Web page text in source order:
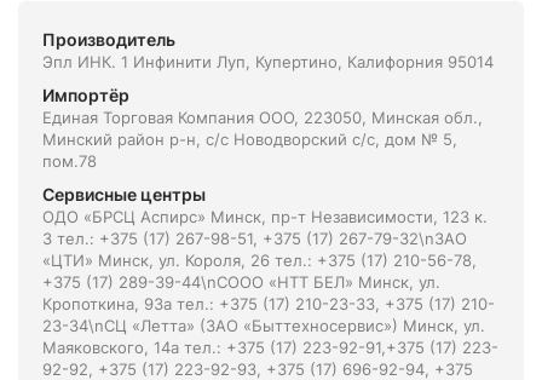
Производитель
Эпл ИНК. 1 Инфинити Луп, Купертино, Калифорния 95014
Импортёр
Единая Торговая Компания ООО, 223050, Минская обл.,
Минский район р-н, с/с Новодворский с/с, дом № 5,
пом.78
Сервисные центры
ОДО «БРСЦ Аспирс» Минск, пр-т Независимости, 123 к.
3 тел.: +375 (17) 267-98-51, +375 (17) 267-79-32\nЗАО
«ЦТИ» Минск, ул. Короля, 26 тел.: +375 (17) 210-56-78,
+375 (17) 289-39-44\nСООО «НТТ БЕЛ» Минск, ул.
Кропоткина, 93а тел.: +375 (17) 210-23-33, +375 (17) 210-
23-34\nСЦ «Летта» (ЗАО «Быттехносервис») Минск, ул.
Маяковского, 14а тел.: +375 (17) 223-92-91,+375 (17) 223-
92-92, +375 (17) 223-92-93, +375 (17) 696-92-94, +375